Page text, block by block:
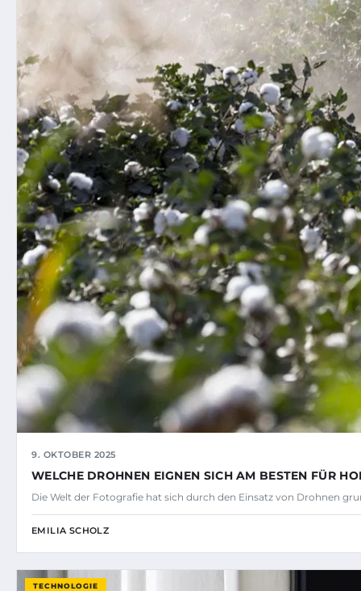
9. OKTOBER 2025
WELCHE DROHNEN EIGNEN SICH AM BESTEN FÜR
Die Welt der Fotografie hat sich durch den Einsatz von Drohnen
EMILIA SCHOLZ
TECHNOLOGIE